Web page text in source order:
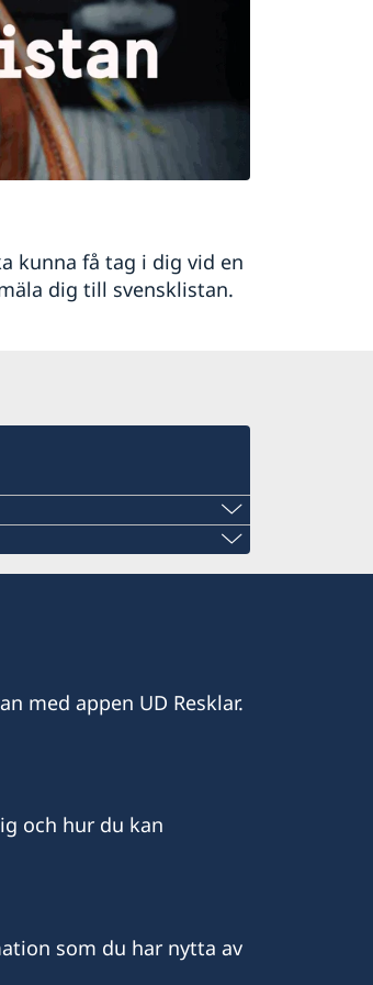
på lokalt
kunna få tag i dig vid en
dig till svensklistan.
ärenden i första
i Bryssel.
ärenden i första
med appen UD Resklar.
och hur du kan
som du har nytta av